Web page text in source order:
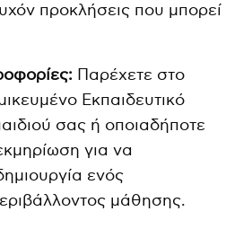
προκλήσεις που μπορεί
Παρέχετε στο
Εκπαιδευτικό
σας ή οποιαδήποτε
για να
ενός
μάθησης.